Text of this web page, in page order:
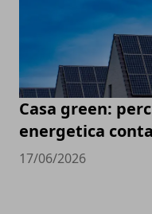
Casa green:
energetica
17/06/2026